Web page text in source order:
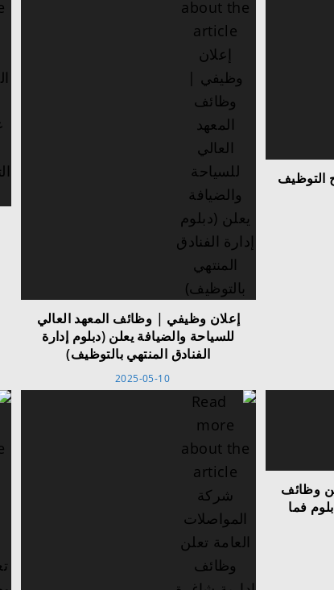
إعلان وظيفي | وظائف المعهد العالي
للسياحة والضيافة يعلن (دبلوم إدارة
الفنادق المنتهي بالتوظيف)
2025-05-10
التوظيف
وظائف
فما